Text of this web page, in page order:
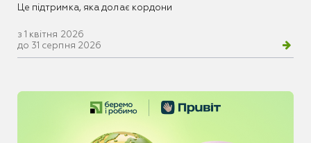
Це підтримка, яка долає кордони
з 1 квітня 2026
до 31 серпня 2026